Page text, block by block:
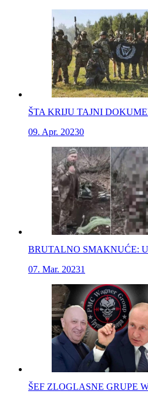
ŠTA KRIJU TAJNI
09. Apr. 20230
BRUTALNO SMAKNUĆE:
07. Mar. 20231
ŠEF ZLOGLASNE GRUPE